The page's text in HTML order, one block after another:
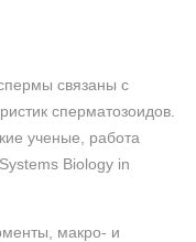
связаны с
сперматозоидов.
ученые, работа
Biology in
макро- и